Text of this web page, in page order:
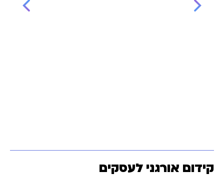
קידום אורגני לעסקים